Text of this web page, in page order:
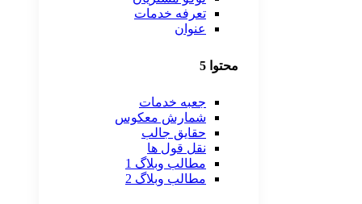
تعرفه خدمات
عنوان
محتوا 5
جعبه خدمات
شمارش معکوس
حقایق جالب
نقل قول ها
مطالب وبلاگ 1
مطالب وبلاگ 2